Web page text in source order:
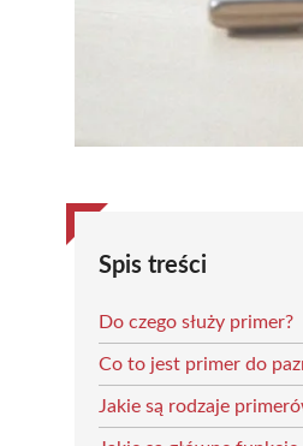
Spis treści
Do czego służy primer?
Co to jest primer do
Jakie są rodzaje